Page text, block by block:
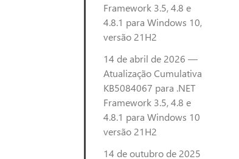
Framework 3.5, 4.8 e
4.8.1 para Windows 10,
versão 21H2
14 de abril de 2026 —
Atualização Cumulativa
KB5084067 para .NET
Framework 3.5, 4.8 e
4.8.1 para Windows 10
versão 21H2
14 de outubro de 2025